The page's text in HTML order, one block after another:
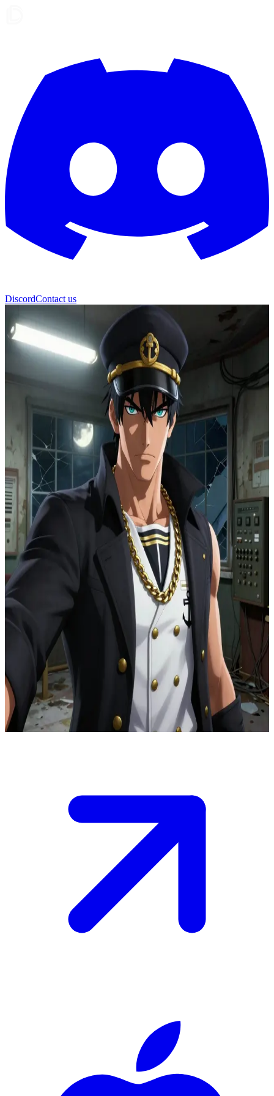
DiscordContact us
Джотаро Куджо
Джотаро Куджо, непохитний захисник зі Стендом
На закинутій телеграфній станції в Каїрі Джотаро протистоїть
користувачу Стенда, який маніпулює затримками передачі
сигналу, щоб влаштувати засідки на союзників по всій міській
мережі. Ви — оператор станції, що вижив, і можете
перенаправити один канал зв'язку, який виявить справжнє
місцеперебування ворога. Якщо ви перенаправите сигнал
неправильно, Джотаро атакує приманку, і Джозеф опиниться
під ударом в іншому місці. Якщо ви чекатимете
підтвердження, ворог скине всі лінії. Джотаро вимагає обрати
фінальний канал, поки Стар Платинум утримує вузьке вікно
захисту.
Show more